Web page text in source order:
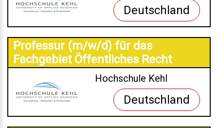
Deutschland
Professur (m/w/d) für das
Fachgebiet Öffentliches Recht
Hochschule Kehl
Deutschland